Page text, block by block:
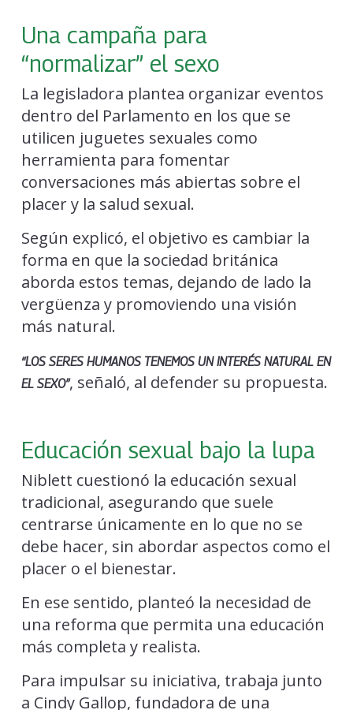
Una campaña para
“normalizar” el sexo
La legisladora plantea organizar eventos
dentro del Parlamento en los que se
utilicen juguetes sexuales como
herramienta para fomentar
conversaciones más abiertas sobre el
placer y la salud sexual.
Según explicó, el objetivo es cambiar la
forma en que la sociedad británica
aborda estos temas, dejando de lado la
vergüenza y promoviendo una visión
más natural.
“LOS SERES HUMANOS TENEMOS UN INTERÉS NATURAL EN
EL SEXO”, señaló, al defender su propuesta.
Educación sexual bajo la lupa
Niblett cuestionó la educación sexual
tradicional, asegurando que suele
centrarse únicamente en lo que no se
debe hacer, sin abordar aspectos como el
placer o el bienestar.
En ese sentido, planteó la necesidad de
una reforma que permita una educación
más completa y realista.
Para impulsar su iniciativa, trabaja junto
a Cindy Gallop, fundadora de una